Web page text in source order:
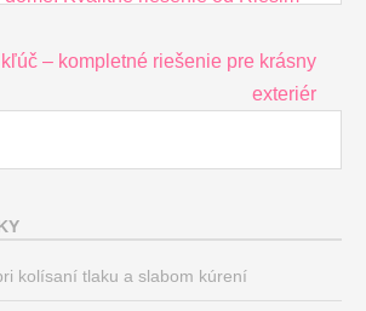
– kompletné riešenie pre krásny
exteriér
kolísaní tlaku a slabom kúrení